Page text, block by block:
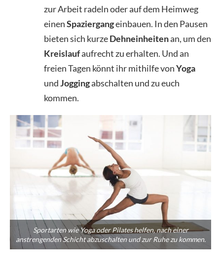
zur Arbeit radeln oder auf dem Heimweg
einenSpaziergangeinbauen. In den Pausen
bieten sich kurzeDehneinheitenan, um den
Kreislaufaufrecht zu erhalten. Und an
freien Tagen könnt ihr mithilfe vonYoga
undJoggingabschalten und zu euch
kommen.
Sportarten wie Yoga oder Pilates helfen, nach einer
anstrengenden Schicht abzuschalten und zur Ruhe zu kommen.